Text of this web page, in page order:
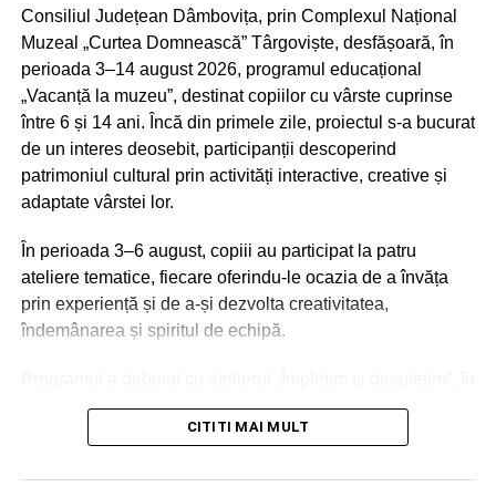
Consiliul Județean Dâmbovița, prin Complexul Național
Muzeal „Curtea Domnească” Târgoviște, desfășoară, în
perioada 3–14 august 2026, programul educațional
„Vacanță la muzeu”, destinat copiilor cu vârste cuprinse
între 6 și 14 ani. Încă din primele zile, proiectul s-a bucurat
de un interes deosebit, participanții descoperind
patrimoniul cultural prin activități interactive, creative și
adaptate vârstei lor.
În perioada 3–6 august, copiii au participat la patru
ateliere tematice, fiecare oferindu-le ocazia de a învăța
prin experiență și de a-și dezvolta creativitatea,
îndemânarea și spiritul de echipă.
cadrul căruia participanții au descoperit tehnici inspirate
din meșteșugul tradițional al împletitului. Folosind
creații și au aflat informații despre importanța acestui
CITITI MAI MULT